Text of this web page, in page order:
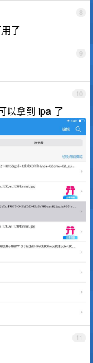
8
了
9
10
以拿到 ipa 了
11